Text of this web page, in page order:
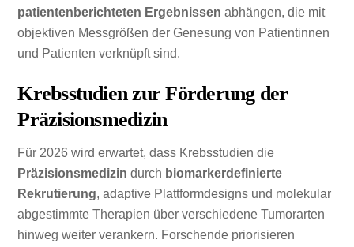
patientenberichteten Ergebnissen abhängen, die mit
objektiven Messgrößen der Genesung von Patientinnen
und Patienten verknüpft sind.
Krebsstudien zur Förderung der
Präzisionsmedizin
Für 2026 wird erwartet, dass Krebsstudien die
Präzisionsmedizin durch biomarkerdefinierte
Rekrutierung, adaptive Plattformdesigns und molekular
abgestimmte Therapien über verschiedene Tumorarten
hinweg weiter verankern. Forschende priorisieren